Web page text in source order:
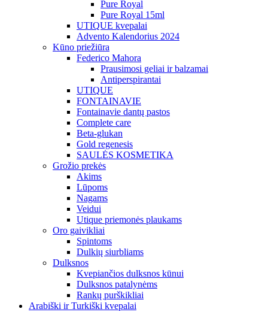
Pure Royal
Pure Royal 15ml
UTIQUE kvepalai
Advento Kalendorius 2024
Kūno priežiūra
Federico Mahora
Prausimosi geliai ir balzamai
Antiperspirantai
UTIQUE
FONTAINAVIE
Fontainavie dantų pastos
Complete care
Beta-glukan
Gold regenesis
SAULĖS KOSMETIKA
Grožio prekės
Akims
Lūpoms
Nagams
Veidui
Utique priemonės plaukams
Oro gaivikliai
Spintoms
Dulkių siurbliams
Dulksnos
Kvepiančios dulksnos kūnui
Dulksnos patalynėms
Rankų purškikliai
Arabiški ir Turkiški kvepalai